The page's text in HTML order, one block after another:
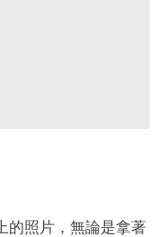
的照片，無論是拿著